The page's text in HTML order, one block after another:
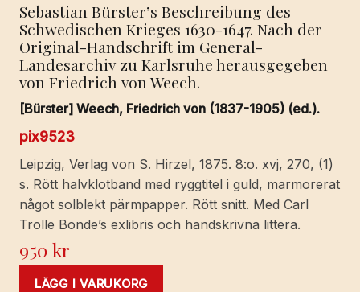
Sebastian Bürster’s Beschreibung des
Schwedischen Krieges 1630-1647. Nach der
Original-Handschrift im General-
Landesarchiv zu Karlsruhe herausgegeben
von Friedrich von Weech.
[Bürster] Weech, Friedrich von (1837-1905) (ed.).
pix9523
Leipzig, Verlag von S. Hirzel, 1875. 8:o. xvj, 270, (1)
s. Rött halvklotband med ryggtitel i guld, marmorerat
något solblekt pärmpapper. Rött snitt. Med Carl
Trolle Bonde’s exlibris och handskrivna littera.
950kr
LÄGG I VARUKORG